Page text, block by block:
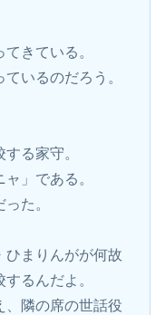
きている。
いるのだろう。
る家守。
」である。
た。
ひまりんがが何故
るんだよ。
、隣の席の世話役